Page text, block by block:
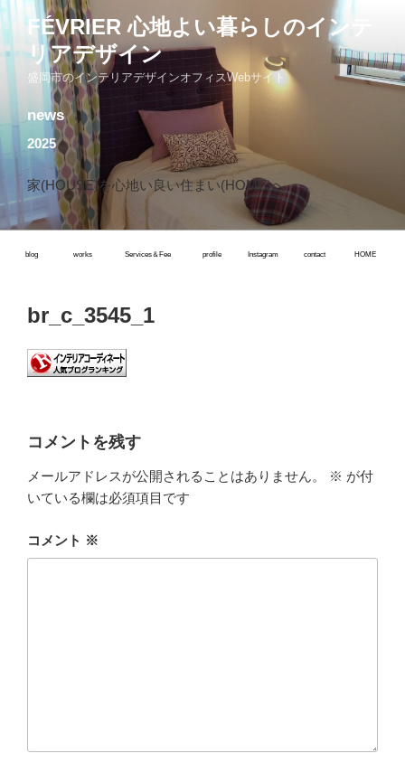
コ
ン
テ
プ
FÉVRIER 心地よい暮らしのインテ
リアデザイン
盛岡市のインテリアデザインオフィスWebサイト
news
2025
家(HOUSE)を心地い良い住まい(HOME)へ
blog works Services＆Fee profile Instagram contact HOME
br_c_3545_1
コメントを残す
メールアドレスが公開されることはありません。 ※ が付
いている欄は必須項目です
コメント ※